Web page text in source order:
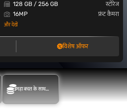
128 GB / 256 GB
स्टोरेज
16MP
फ्रंट कैमरा
और देखें
विशेष ऑफर
महा बचत के साथ